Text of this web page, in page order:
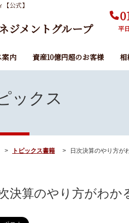
公式】
ジメントグループ 平
案内 資産10億円超のお客様 相
ックス
トピックス書籍 日次決算のやり方が
決算のやり方がわか